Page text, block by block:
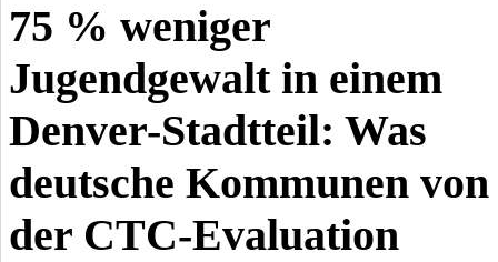
75 % weniger
Jugendgewalt in einem
Denver-Stadtteil: Was
deutsche Kommunen von
der CTC-Evaluation